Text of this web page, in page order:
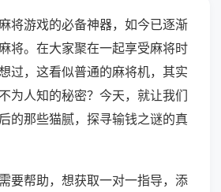
将游戏的必备神器，如今已逐渐
将。在大家聚在一起享受麻将时
过，这看似普通的麻将机，其实
为人知的秘密？今天，就让我们
的那些猫腻，探寻输钱之谜的真
要帮助，想获取一对一指导，添